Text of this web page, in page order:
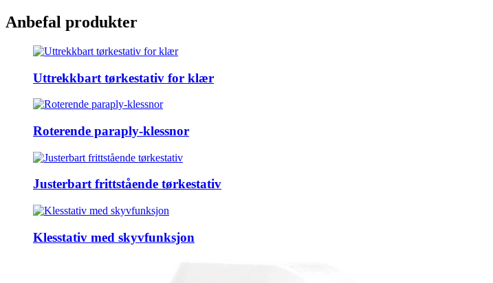
Anbefal produkter
Uttrekkbart tørkestativ for klær
Roterende paraply-klessnor
Justerbart frittstående tørkestativ
Klesstativ med skyvfunksjon